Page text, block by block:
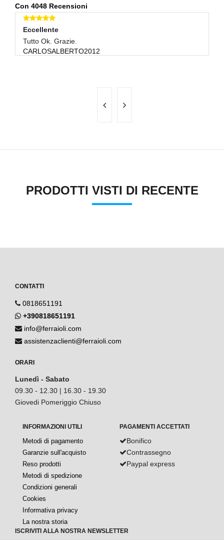
Con 4048 Recensioni
Eccellente
Tutto Ok. Grazie.
CARLOSALBERTO2012
PRODOTTI VISTI DI RECENTE
CONTATTI
0818651191
+390818651191
info@ferraioli.com
assistenzaclienti@ferraioli.com
ORARI
Lunedì - Sabato
09.30 - 12.30 | 16.30 - 19.30
Giovedi Pomeriggio Chiuso
INFORMAZIONI UTILI
Metodi di pagamento
Garanzie sull'acquisto
Reso prodotti
Metodi di spedizione
Condizioni generali
Cookies
Informativa privacy
La nostra storia
PAGAMENTI ACCETTATI
Bonifico
Contrassegno
Paypal express
ISCRIVITI ALLA NOSTRA NEWSLETTER